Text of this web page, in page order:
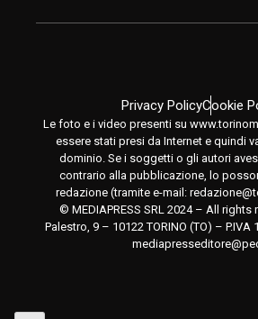
Privacy PolicyCookie
Le foto e i video presenti su
essere stati presi da Internet e quindi
dominio. Se i soggetti o gli autori
contrario alla pubblicazione, lo
redazione (tramite e-mail:
© MEDIAPRESS SRL 2024 – All rights
Palestro, 9 – 10122 TORINO (TO) – P.IVA